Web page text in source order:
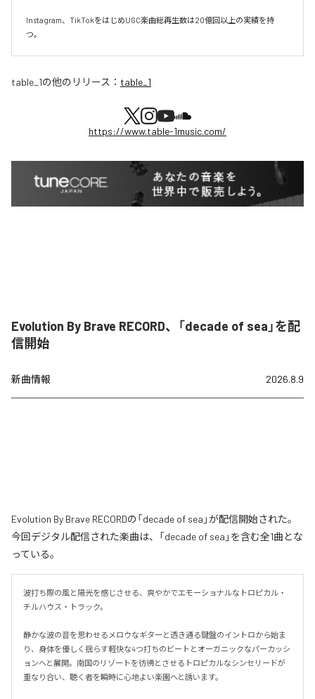
Instagram、TikTokをはじめUGC楽曲総再生数は20億回以上の実績を持
つ。
table_1の他のリリース： table_1
https://www.table-1music.com/
Evolution By Brave RECORD、「decade of sea」を配
信開始
新曲情報 2026.8.9
Evolution By Brave RECORDの「decade of sea」が配信開始された。
今回デジタル配信された楽曲は、「decade of sea」を含む全1曲とな
っている。
波打ち際の風と陽光を感じさせる、爽やかでエモーショナルなトロピカル・
チルハウス・トラック。
静かな波の音を思わせるメロウなギターと透き通る鍵盤のイントロから始ま
り、身体を優しく揺らす軽快な4つ打ちのビートとオーガニックなパーカッシ
ョンへと展開。南国のリゾートを彷彿とさせるトロピカルなシンセリードが
重なり合い、聴く者を瞬時に心地よい楽園へと誘います。